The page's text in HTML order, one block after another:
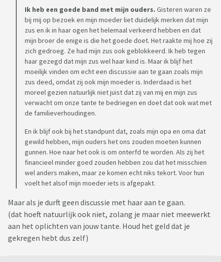
moeder dan ook geen aanspraak zou maken op haar
kindsdeel. Mijn moeder ging daarmee akkoord maar achter
de rug van mijn tante om wilde ze dan dat haar kinderen haar
een bedrag zouden geven zodat ze per saldo alsnog
hetzelfde vermogen zou ontvangen als wanneer ze wel
aanspraak zou maken op haar kindsdeel.
Mijn zus is daar erg boos om geworden. Ze vindt het niet
eerlijk tegenover tante. Zeker omdat tante haar al meerdere
keren heeft gevraagd of wij echt geen geld aan onze ouders
over denkt en heb dat ook gezegd. Persoonlijk ben ik ook van
mening dat, juist omdat mijn ouders het zo goed hebben, ze
het hun kinderen ook zouden kunnen gunnen zonder te
vragen of wij een deel aan hun willen geven.
vindt dat wij loyaal moeten zijn aan onze ouders. Voordat
deze discussie ontstond heeft hij ook al een paar keer gezegd
dat hij vindt dat mijn zus en ik een vergoeding moeten
betalen voor alle moeite die hij heeft gedaan om mijn tante
Ik heb een goede band met mijn ouders. Gisteren waren ze
bij mij op bezoek en mijn moeder liet duidelijk merken dat mijn
zus en ik in haar ogen het helemaal verkeerd hebben en dat
mijn broer de enige is die het goede doet. Het raakte mij hoe zij
zich gedroeg. Ze had mijn zus ook geblokkeerd. Ik heb tegen
haar gezegd dat mijn zus wel haar kind is. Maar ik blijf het
moeilijk vinden om echt een discussie aan te gaan zoals mijn
zus deed, omdat zij ook mijn moeder is. Inderdaad is het
moreel gezien natuurlijk niet juist dat zij van mij en mijn zus
verwacht om onze tante te bedriegen en doet dat ook wat met
de familieverhoudingen.
En ik blijf ook bij het standpunt dat, zoals mijn opa en oma dat
gewild hebben, mijn ouders het ons zouden moeten kunnen
gunnen. Hoe naar het ook is om onterfd te worden. Als zij het
financieel minder goed zouden hebben zou dat het misschien
wel anders maken, maar ze komen echt niks tekort. Voor hun
voelt het alsof mijn moeder iets is afgepakt.
Maar als je durft geen discussie met haar aan te gaan.
(dat hoeft natuurlijk ook niet, zolang je maar niet meewerkt
aan het oplichten van jouw tante. Houd het geld dat je
gekregen hebt dus zelf)